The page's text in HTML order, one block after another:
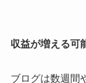
収益が増える可
ブログは数週間